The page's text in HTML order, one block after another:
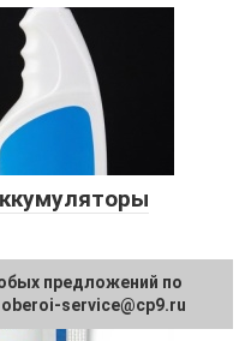
предложений по
oberoi-service@cp9.ru